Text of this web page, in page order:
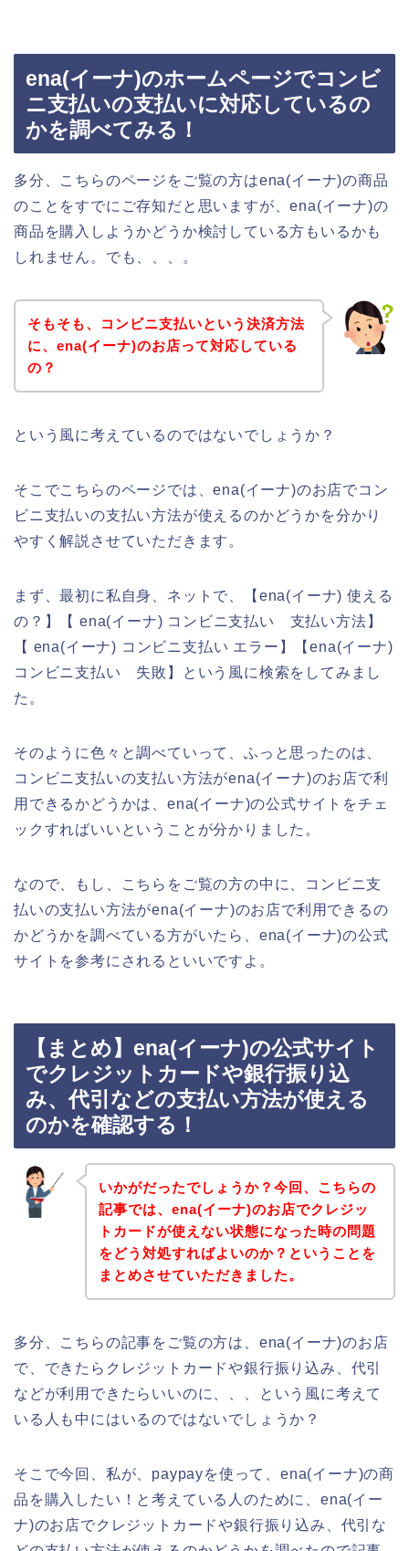
ena(イーナ)のホームページでコンビ
ニ支払いの支払いに対応しているの
かを調べてみる！
多分、こちらのページをご覧の方はena(イーナ)の商品
のことをすでにご存知だと思いますが、ena(イーナ)の
商品を購入しようかどうか検討している方もいるかも
しれません。でも、、、。
そもそも、コンビニ支払いという決済方法
に、ena(イーナ)のお店って対応している
の？
という風に考えているのではないでしょうか？
そこでこちらのページでは、ena(イーナ)のお店でコン
ビニ支払いの支払い方法が使えるのかどうかを分かり
やすく解説させていただきます。
まず、最初に私自身、ネットで、【ena(イーナ) 使える
の？】【 ena(イーナ) コンビニ支払い 支払い方法】
【 ena(イーナ) コンビニ支払い エラー】【ena(イーナ)
コンビニ支払い 失敗】という風に検索をしてみまし
た。
そのように色々と調べていって、ふっと思ったのは、
コンビニ支払いの支払い方法がena(イーナ)のお店で利
用できるかどうかは、ena(イーナ)の公式サイトをチェ
ックすればいいということが分かりました。
なので、もし、こちらをご覧の方の中に、コンビニ支
払いの支払い方法がena(イーナ)のお店で利用できるの
かどうかを調べている方がいたら、ena(イーナ)の公式
サイトを参考にされるといいですよ。
【まとめ】ena(イーナ)の公式サイト
でクレジットカードや銀行振り込
み、代引などの支払い方法が使える
のかを確認する！
いかがだったでしょうか？今回、こちらの
記事では、ena(イーナ)のお店でクレジッ
トカードが使えない状態になった時の問題
をどう対処すればよいのか？ということを
まとめさせていただきました。
多分、こちらの記事をご覧の方は、ena(イーナ)のお店
で、できたらクレジットカードや銀行振り込み、代引
などが利用できたらいいのに、、、という風に考えて
いる人も中にはいるのではないでしょうか？
そこで今回、私が、paypayを使って、ena(イーナ)の商
品を購入したい！と考えている人のために、ena(イー
ナ)のお店でクレジットカードや銀行振り込み、代引な